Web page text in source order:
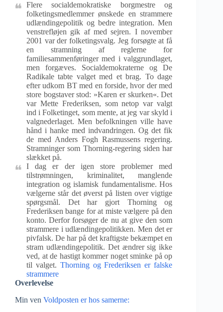
Flere socialdemokratiske borgmestre og
folketingsmedlemmer ønskede en strammere
udlændingepolitik og bedre integration. Men
venstrefløjen gik af med sejren. I november
2001 var der folketingsvalg. Jeg forsøgte at få
en stramning af reglerne for
familiesammenføringer med i valggrundlaget,
men forgæves. Socialdemokraterne og De
Radikale tabte valget med et brag. To dage
efter udkom BT med en forside, hvor der med
store bogstaver stod: »Karen er skurken«. Det
var Mette Frederiksen, som netop var valgt
ind i Folketinget, som mente, at jeg var skyld i
valgnederlaget. Men befolkningen ville have
hånd i hanke med indvandringen. Og det fik
de med Anders Fogh Rasmussens regering.
Stramninger som Thorning-regering siden har
slækket på.
I dag er der igen store problemer med
tilstrømningen, kriminalitet, manglende
integration og islamisk fundamentalisme. Hos
vælgerne står det øverst på listen over vigtige
spørgsmål. Det har gjort Thorning og
Frederiksen bange for at miste vælgere på den
konto. Derfor forsøger de nu at give den som
strammere i udlændingepolitikken. Men det er
pivfalsk. De har på det kraftigste bekæmpet en
stram udlændingepolitik. Det ændrer sig ikke
ved, at de hastigt kommer noget sminke på op
til valget. Thorning og Frederiksen er falske
strammere
Overlevelse
Min ven Voldposten er hos samerne: